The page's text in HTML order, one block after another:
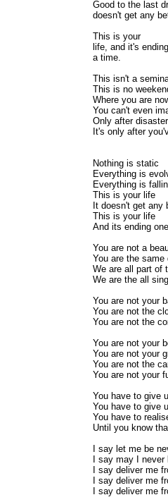
Good to the last
doesn't get any
This is your
life, and it's
a time.
This isn't a
This is no
Where you are
You can't even
Only after
It's only after
Nothing is static
Everything is
Everything is
This is your life
It doesn't get any
This is your life
And its ending
You are not a
You are the
We are all part of
We are the all
You are not your
You are not the
You are not the
You are not your
You are not your
You are not the
You are not your
You have to give
You have to give
You have to
Until you know
I say let me be
I say may I
I say deliver me
I say deliver me
I say deliver me